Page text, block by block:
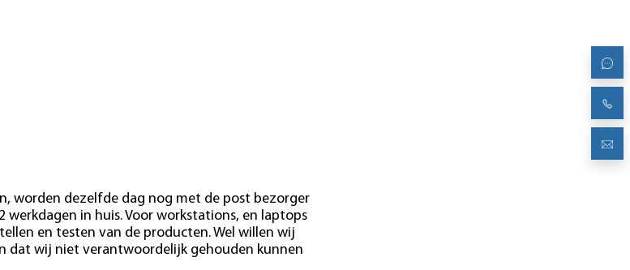
worden dezelfde dag nog met de post bezorger
in huis. Voor workstations, en laptops
en testen van de producten. Wel willen wij
dat wij niet verantwoordelijk gehouden kunnen